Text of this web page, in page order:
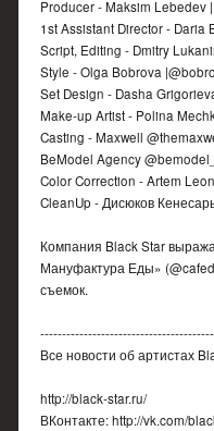
Producer - Maksim Lebedev
1st Assistant Director -
Script, Editing - Dmitry
Style - Olga Bobrova
Set Design - Dasha
Make-up Artist - Polina
Casting - Maxwell
BeModel Agency
Color Correction - Artem
CleanUp - Дисюков
Компания Black Star
Мануфактура Еды»
съемок.
Все новости об артистах
http://black-star.ru/
ВКонтакте: http://vk.com/